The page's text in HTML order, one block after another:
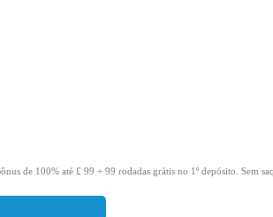
de 100% até £ 99 + 99 rodadas grátis no 1º depósito. Sem